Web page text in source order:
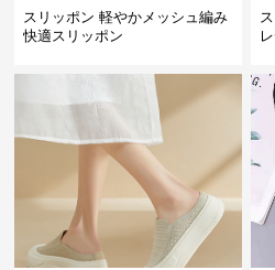
スリッポン 軽やかメッシュ編み
快適スリッポン